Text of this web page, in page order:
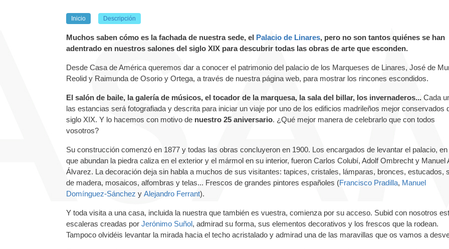
Inicio Descripción
Muchos saben cómo es la fachada de nuestra sede, el Palacio de Linares, pero no son tantos quiénes se han
adentrado en nuestros salones del siglo XIX para descubrir todas las obras de arte que esconden.
Desde Casa de América queremos dar a conocer el patrimonio del palacio de los Marqueses de Linares, José de
Reolid y Raimunda de Osorio y Ortega, a través de nuestra página web, para mostrar los rincones escondidos.
El salón de baile, la galería de músicos, el tocador de la marquesa, la sala del billar, los invernaderos... Cada
las estancias será fotografiada y descrita para iniciar un viaje por uno de los edificios madrileños mejor conservados
siglo XIX. Y lo hacemos con motivo de nuestro 25 aniversario. ¿Qué mejor manera de celebrarlo que con todos
vosotros?
Su construcción comenzó en 1877 y todas las obras concluyeron en 1900. Los encargados de levantar el palacio, en
que abundan la piedra caliza en el exterior y el mármol en su interior, fueron Carlos Colubí, Adolf Ombrecht y Manuel
Álvarez. La decoración deja sin habla a muchos de sus visitantes: tapices, cristales, lámparas, bronces, estucados,
de madera, mosaicos, alfombras y telas... Frescos de grandes pintores españoles (Francisco Pradilla, Manuel
Domínguez-Sánchez y Alejandro Ferrant).
Y toda visita a una casa, incluida la nuestra que también es vuestra, comienza por su acceso. Subid con nosotros
escaleras creadas por Jerónimo Suñol, admirad su forma, sus elementos decorativos y los frescos que la rodean.
Tampoco olvidéis levantar la mirada hacia el techo acristalado y admirad una de las maravillas que os vamos a